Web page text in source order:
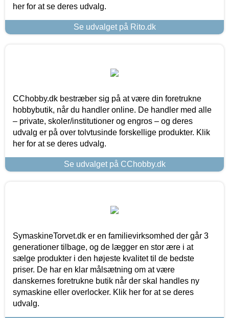
her for at se deres udvalg.
Se udvalget på Rito.dk
CChobby.dk bestræber sig på at være din foretrukne
hobbybutik, når du handler online. De handler med alle
– private, skoler/institutioner og engros – og deres
udvalg er på over tolvtusinde forskellige produkter. Klik
her for at se deres udvalg.
Se udvalget på CChobby.dk
SymaskineTorvet.dk er en familievirksomhed der går 3
generationer tilbage, og de lægger en stor ære i at
sælge produkter i den højeste kvalitet til de bedste
priser. De har en klar målsætning om at være
danskernes foretrukne butik når der skal handles ny
symaskine eller overlocker. Klik her for at se deres
udvalg.